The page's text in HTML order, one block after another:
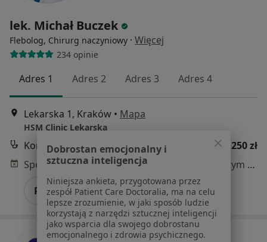
lek. Michał Buczek
Flebolog, Chirurg naczyniowy · Więcej
234 opinie
Adres 1 Adres 2 Adres 3 Adres 4
Lekarska 1, Kraków • Mapa
HSM Clinic Lekarska
Konsultacja chirurga naczyniowego
250 zł
Specjalista nie oferuje umawiania online pod tym adresem.
Poproś o wizytę
Dobrostan emocjonalny i
sztuczna inteligencja
Niniejsza ankieta, przygotowana przez
zespół Patient Care Doctoralia, ma na celu
lepsze zrozumienie, w jaki sposób ludzie
korzystają z narzędzi sztucznej inteligencji
jako wsparcia dla swojego dobrostanu
emocjonalnego i zdrowia psychicznego.